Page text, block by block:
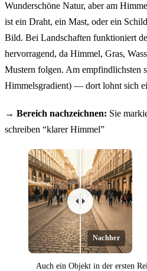
Wunderschöne Natur, aber am
ist ein Draht, ein Mast, oder ein
Bild. Bei Landschaften funktioniert
hervorragend, da Himmel, Gras,
Mustern folgen. Am empfindlichsten
Himmelsgradient) — dort lohnt sich
→ Bereich nachzeichnen: Sie
schreiben “klarer Himmel”
Nachher
Auch ein Objekt in der ersten